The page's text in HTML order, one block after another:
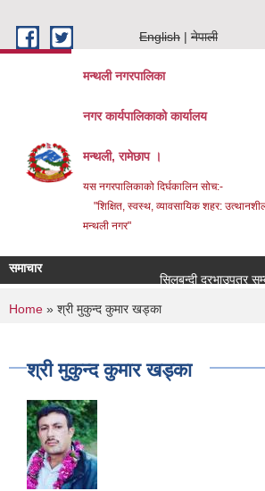
English
नेपाली
मन्थली नगरपालिका
नगर कार्यपालिकाको कार्यालय
मन्थली, रामेछाप ।
यस नगरपालिकाको दिर्घकालिन सोच:-
"शिक्षित, स्वस्थ, व्यावसायिक शहर:
मन्थली नगर"
समाचार
सिलबन्दी दरभाउपत्र
You are here
Home » श्री मुकुन्द कुमार खड्का
श्री मुकुन्द कुमार खड्का